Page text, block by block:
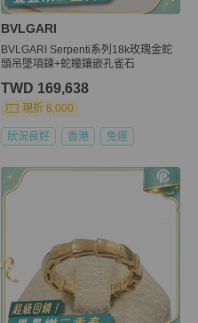
BVLGARI
BVLGARI Serpenti系列18k玫瑰金蛇
頭吊墜項鍊+蛇瞳鑲嵌孔雀石
TWD 169,638
現折 8,000
狀況良好 香港 免運